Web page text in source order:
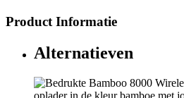
Product Informatie
Alternatieven